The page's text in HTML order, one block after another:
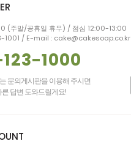
(주말/공휴일 휴무) / 점심 12:00-13:00
1001 / E-mail : cake@cakesoap.co.kr
1000
문의게시판을 이용해 주시면
른 답변 도와드릴게요!